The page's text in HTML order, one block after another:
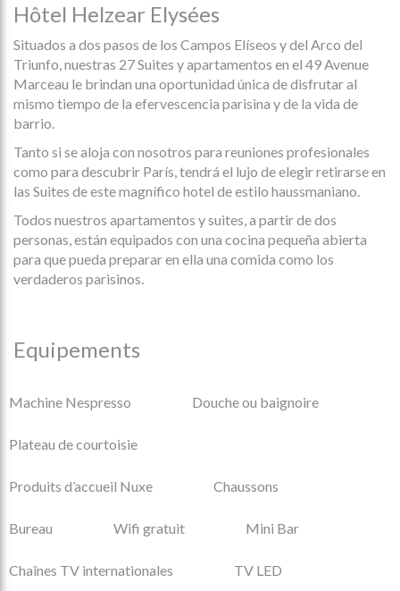
Hôtel Helzear Elysées
Situados a dos pasos de los Campos Elíseos y del Arco del
Triunfo, nuestras 27 Suites y apartamentos en el 49 Avenue
Marceau le brindan una oportunidad única de disfrutar al
mismo tiempo de la efervescencia parisina y de la vida de
barrio.
Tanto si se aloja con nosotros para reuniones profesionales
como para descubrir París, tendrá el lujo de elegir retirarse en
las Suites de este magnífico hotel de estilo haussmaniano.
Todos nuestros apartamentos y suites, a partir de dos
personas, están equipados con una cocina pequeña abierta
para que pueda preparar en ella una comida como los
verdaderos parisinos.
Equipements
Machine Nespresso Douche ou baignoire
Plateau de courtoisie
Produits d’accueil Nuxe Chaussons
Bureau Wifi gratuit Mini Bar
Chaînes TV internationales TV LED